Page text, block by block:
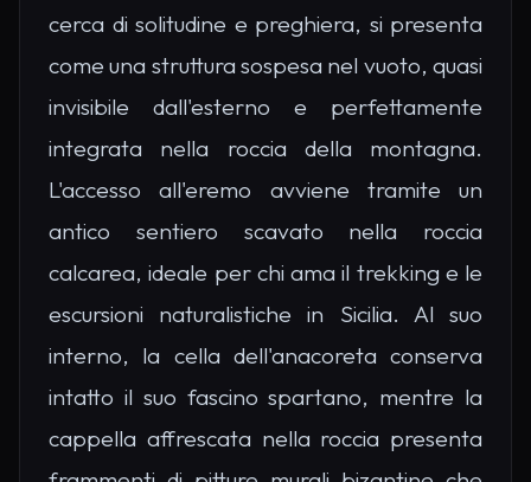
cerca di solitudine e preghiera, si presenta
come una struttura sospesa nel vuoto, quasi
invisibile dall'esterno e perfettamente
integrata nella roccia della montagna.
L'accesso all'eremo avviene tramite un
antico sentiero scavato nella roccia
calcarea, ideale per chi ama il trekking e le
escursioni naturalistiche in Sicilia. Al suo
interno, la cella dell'anacoreta conserva
intatto il suo fascino spartano, mentre la
cappella affrescata nella roccia presenta